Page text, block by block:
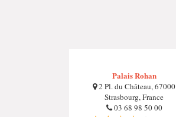
Palais Rohan
2 Pl. du Château, 67000
Strasbourg, France
03 68 98 50 00